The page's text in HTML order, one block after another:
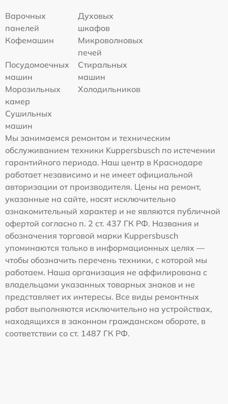
Варочных
панелей
Духовых
шкафов
Кофемашин
Микроволновых
печей
Посудомоечных
машин
Стиральных
машин
Морозильных
камер
Холодильников
Сушильных
машин
Мы занимаемся ремонтом и техническим
обслуживанием техники Kuppersbusch по истечении
гарантийного периода. Наш центр в Краснодаре
работает независимо и не имеет официальной
авторизации от производителя. Цены на ремонт,
указанные на сайте, носят исключительно
ознакомительный характер и не являются публичной
офертой согласно п. 2 ст. 437 ГК РФ. Названия и
обозначения торговой марки Kuppersbusch
упоминаются только в информационных целях —
чтобы обозначить перечень техники, с которой мы
работаем. Наша организация не аффилирована с
владельцами указанных товарных знаков и не
представляет их интересы. Все виды ремонтных
работ выполняются исключительно на устройствах,
находящихся в законном гражданском обороте, в
соответствии со ст. 1487 ГК РФ.